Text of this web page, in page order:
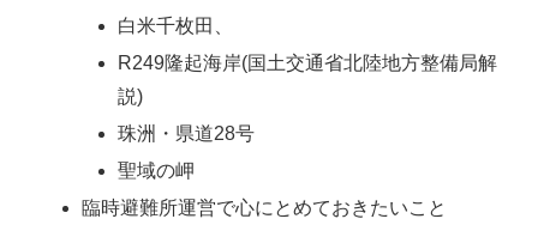
白米千枚田、
R249隆起海岸(国土交通省北陸地方整備局解
説)
珠洲・県道28号
聖域の岬
臨時避難所運営で心にとめておきたいこと